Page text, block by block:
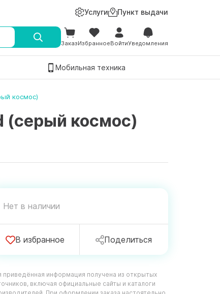
Услуги Пункт выдачи
ЗаказИзбранноеВойтиУведомления
Мобильная техника
космос)
(серый космос)
Нет в наличии
В избранное Поделиться
приведённая информация получена из открытых
включая официальные сайты и каталоги